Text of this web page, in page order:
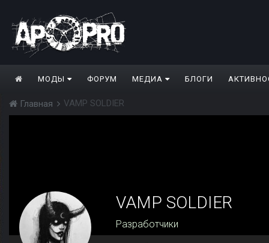
МОДЫ ФОРУМ МЕДИА БЛОГИ
Главная VAMP SOLDIER
VAMP SOLDIER
Разработчики